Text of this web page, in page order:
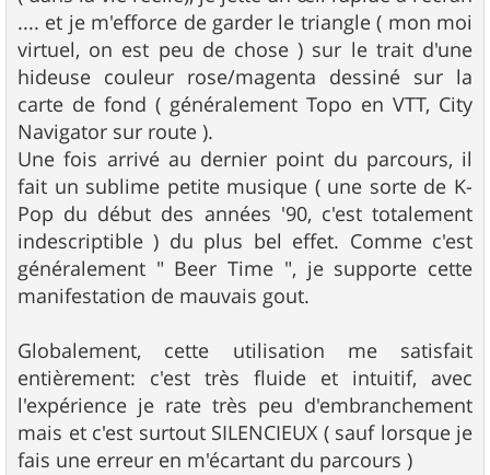
.... et je m'efforce de garder le triangle ( mon moi
virtuel, on est peu de chose ) sur le trait d'une
hideuse couleur rose/magenta dessiné sur la
carte de fond ( généralement Topo en VTT, City
Navigator sur route ).
Une fois arrivé au dernier point du parcours, il
fait un sublime petite musique ( une sorte de K-
Pop du début des années '90, c'est totalement
indescriptible ) du plus bel effet. Comme c'est
généralement " Beer Time ", je supporte cette
manifestation de mauvais gout.
Globalement, cette utilisation me satisfait
entièrement: c'est très fluide et intuitif, avec
l'expérience je rate très peu d'embranchement
mais et c'est surtout SILENCIEUX ( sauf lorsque je
fais une erreur en m'écartant du parcours )